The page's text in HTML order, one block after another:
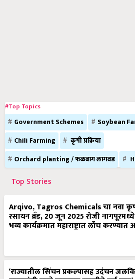
#Top Topics
Government Schemes Soybean
Chili Farming
कृषी प्रक्रिया
Orchard planting / फळबाग लागवड
Top Stories
Arqivo, Tagros Chemicals चा नवा
रसायन ब्रँड, 20 जून 2025 रोजी नागपूरमध्ये
भव्य कार्यक्रमात महाराष्ट्रात लाँच
‘राज्यातील सिंचन प्रकल्पासह उदंचन